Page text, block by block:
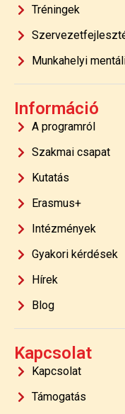
Tréningek
Munkahelyi
Információ
A programról
Szakmai csapat
Kutatás
Erasmus+
Intézmények
Gyakori kérdések
Hírek
Blog
Kapcsolat
Kapcsolat
Támogatás